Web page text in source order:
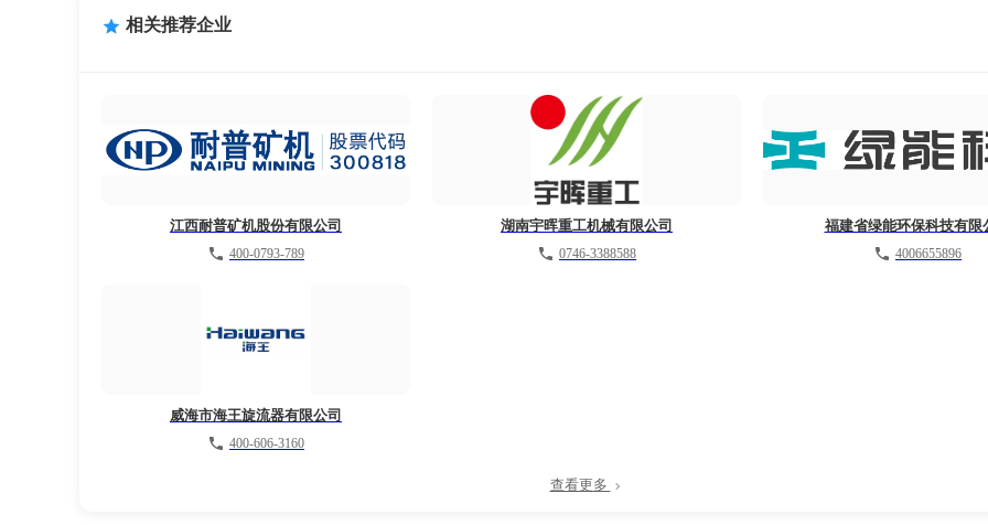
相关推荐企业
江西耐普矿机股份有限公司
400-0793-789
湖南宇晖重工机械有限公司
0746-3388588
福建省绿能环保科技有限
4006655896
威海市海王旋流器有限公司
400-606-3160
查看更多